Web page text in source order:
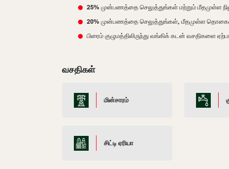
25% முன்பணத்தை செலுத்துங்கள் மற்றும் மீதமுள்ள
20% முன்பணத்தை செலுத்துங்கள், மீதமுள்ள
பிரைம் குழுமத்திலிருந்து வங்கிக் கடன் வசதிகளை
வசதிகள்
மின்சாரம்
சிட்டி ஏரியா